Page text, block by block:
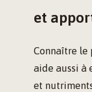
et
Connaître le
aide aussi à
et